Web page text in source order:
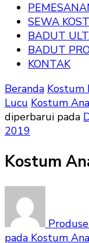
SEWA
BADUT
BADUT
KONTAK
Beranda Kostum
Lucu Kostum
diperbarui pada
2019
Kostum
pada Kostum